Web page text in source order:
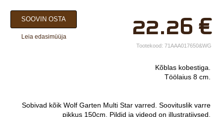
×
Teie nimi*
Ettevõtte nimi.
Telefon*
Vali lähim keskus*
22.26 €
SOOVIN OSTA
Leia edasimüüja
Tootekood: 71AAA017650&WG
Kõblas kobestiga.
Töölaius 8 cm.
Sobivad kõik Wolf Garten Multi Star varred. Soovituslik varre
pikkus 150cm. Pildid ja videod on illustratiivsed.